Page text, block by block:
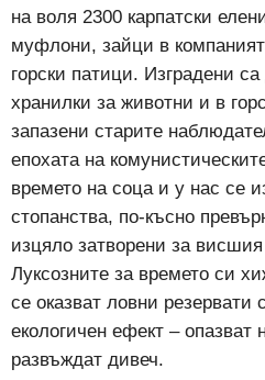
на воля 2300 карпатски
муфлони, зайци в
горски патици. Изградени са
хранилки за животни и в
запазени старите
епохата на
времето на соца и у нас се
стопанства, по-късно
изцяло затворени за
Луксозните за времето си
се оказват ловни резервати
екологичен ефект – опазват
развъждат дивеч.